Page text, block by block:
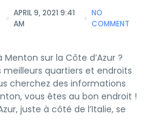
APRIL 9, 2021 9:41
AM
NO
COMMENT
sur la Côte d’Azur ?
quartiers et endroits
cherchez des informations
vous êtes au bon endroit !
juste à côté de l’Italie, se